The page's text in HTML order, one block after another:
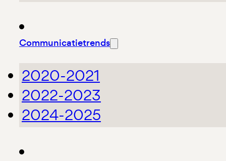
Communicatietrends
2020-2021
2022-2023
2024-2025